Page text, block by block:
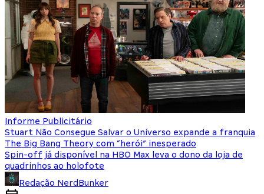
Informe Publicitário
Stuart Não Consegue Salvar o Universo expande a franquia
The Big Bang Theory com “herói” inesperado
Spin-off já disponível na HBO Max leva o dono da loja de
quadrinhos ao holofote
Redação NerdBunker